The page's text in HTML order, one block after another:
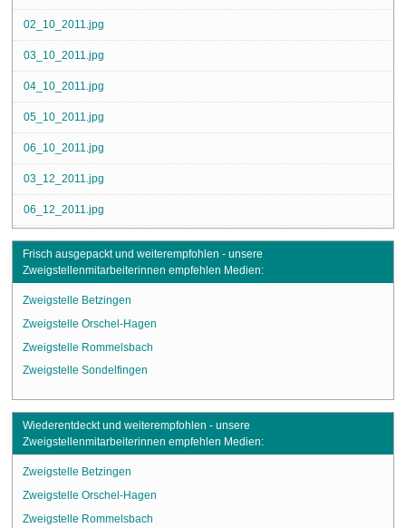
02_10_2011.jpg
03_10_2011.jpg
04_10_2011.jpg
05_10_2011.jpg
06_10_2011.jpg
03_12_2011.jpg
06_12_2011.jpg
Frisch ausgepackt und weiterempfohlen - unsere
Zweigstellenmitarbeiterinnen empfehlen Medien:
Zweigstelle Betzingen
Zweigstelle Orschel-Hagen
Zweigstelle Rommelsbach
Zweigstelle Sondelfingen
Wiederentdeckt und weiterempfohlen - unsere
Zweigstellenmitarbeiterinnen empfehlen Medien:
Zweigstelle Betzingen
Zweigstelle Orschel-Hagen
Zweigstelle Rommelsbach